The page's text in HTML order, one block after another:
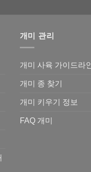
개미 관리
개미 사육 가이드라인
개미 종 찾기
개미 키우기 정보
FAQ 개미